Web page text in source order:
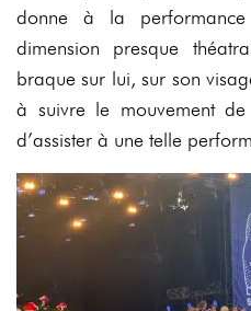
donne à la
dimension presque
braque sur lui, sur son
à suivre le mouvement
d’assister à une telle